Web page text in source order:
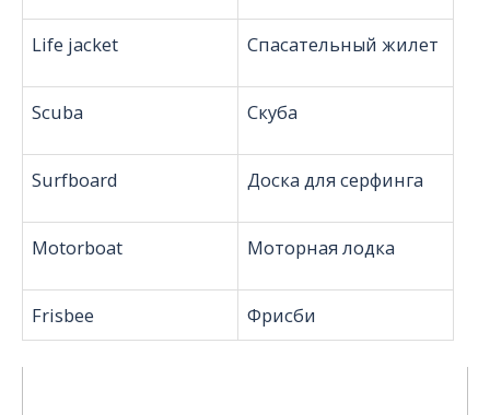
Life jacket Спасательный жилет
Scuba Скуба
Surfboard Доска для серфинга
Motorboat Моторная лодка
Frisbee Фрисби